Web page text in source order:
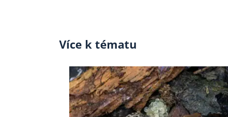
Více k tématu